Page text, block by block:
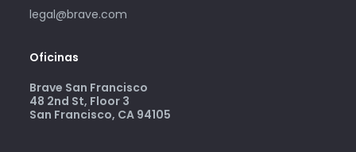
legal@brave.com
Oficinas
Brave San Francisco
48 2nd St, Floor 3
San Francisco, CA 94105